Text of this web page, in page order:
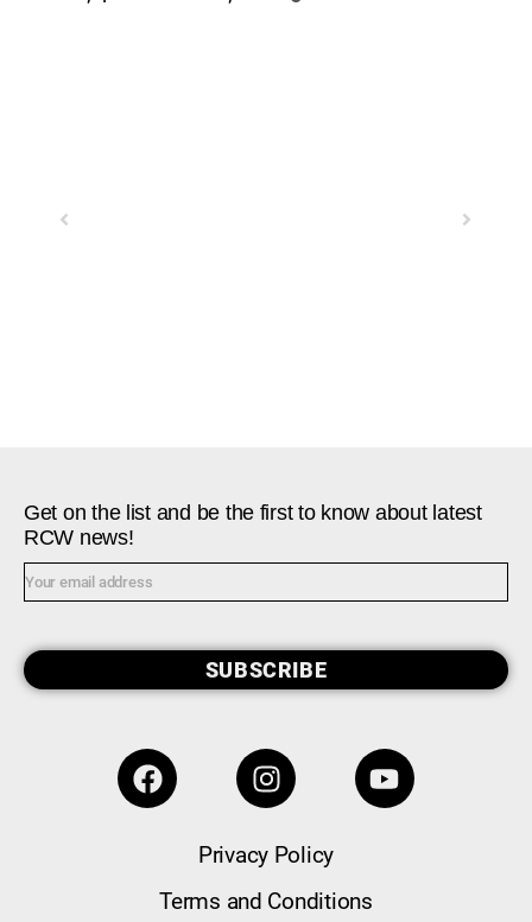
Get on the list and be the first to know about latest
RCW news!
SUBSCRIBE
Privacy Policy
Terms and Conditions